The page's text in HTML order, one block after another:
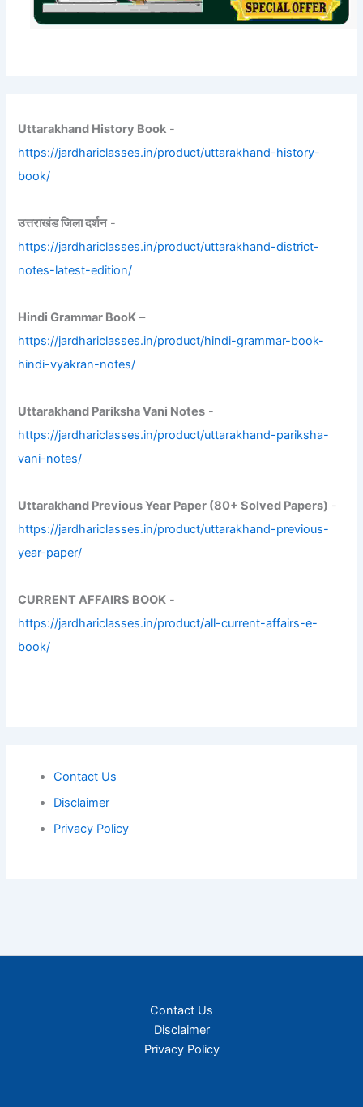
Uttarakhand History Book -
https://jardhariclasses.in/product/uttarakhand-history-
book/
उत्तराखंड जिला दर्शन-
https://jardhariclasses.in/product/uttarakhand-district-
notes-latest-edition/
Hindi Grammar BooK –
https://jardhariclasses.in/product/hindi-grammar-book-
hindi-vyakran-notes/
Uttarakhand Pariksha Vani Notes -
https://jardhariclasses.in/product/uttarakhand-pariksha-
vani-notes/
Uttarakhand Previous Year Paper (80+ Solved Papers) -
https://jardhariclasses.in/product/uttarakhand-previous-
year-paper/
CURRENT AFFAIRS BOOK -
https://jardhariclasses.in/product/all-current-affairs-e-
book/
Contact Us
Disclaimer
Privacy Policy
Contact Us
Disclaimer
Privacy Policy